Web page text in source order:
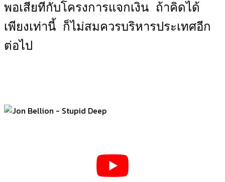
พอเสียทีกับโครงการแจกเงิน ถ้าคิดได้
เพียงเท่านี้ ก็ไม่สมควรบริหารประเทศอีก
ต่อไป